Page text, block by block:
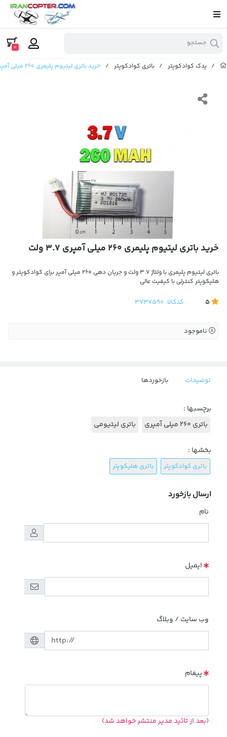
جستجو 0
/ یدک کوادکوپتر / باتری کوادکوپتر / خرید باتری لیتیوم پلیمری 260 میلی آمپری 3.7 ولت
خرید باتری لیتیوم پلیمری 260 میلی آمپری 3.7 ولت
باتری لیتیوم پلیمری با ولتاژ 3.7 ولت و جریان دهی 260 میلی آمپر برای کوادکوپتر و
هلیکوپتر کنترلی با کیفیت عالی
کدکالا: 3737590
ناموجود
توضیحات بازخوردها
برچسبها :
باتری 260 میلی آمپری
باتری لیتیومی
بخشها :
باتری کوادکوپتر باتری هلیکوپتر
ارسال بازخورد
نام
ایمیل
وب سایت / وبلاگ
پیغام
(بعد از تائید مدیر منتشر خواهد شد)